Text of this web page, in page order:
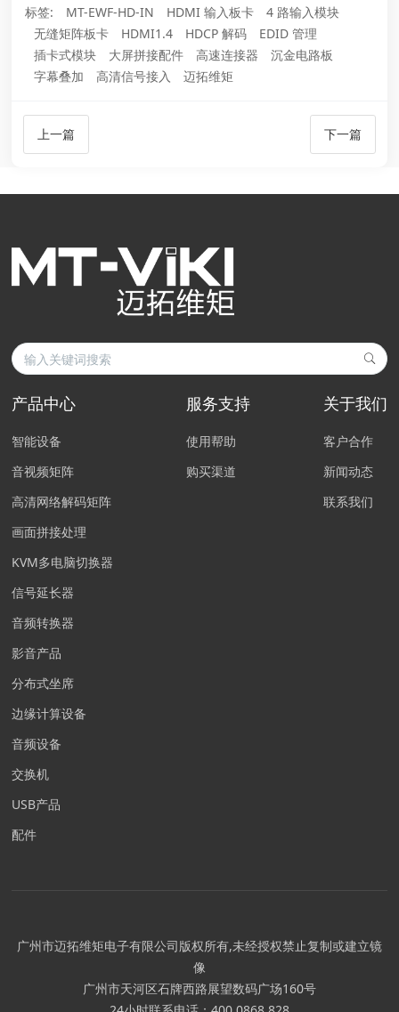
标签: MT-EWF-HD-IN HDMI 输入板卡
4 路输入模块
无缝矩阵板卡
HDMI1.4 HDCP 解码
EDID 管理
插卡式模块
大屏拼接配件 高速连接器
沉金电路板
字幕叠加
高清信号接入 迈拓维矩
上一篇 下一篇
产品中心
智能设备
音视频矩阵
高清网络解码矩阵
画面拼接处理
KVM多电脑切换器
信号延长器
音频转换器
影音产品
分布式坐席
边缘计算设备
音频设备
交换机
USB产品
配件
服务支持
使用帮助
购买渠道
关于我们
客户合作
新闻动态
联系我们
广州市迈拓维矩电子有限公司版权所有,未经授权禁止复制或建立镜
像
广州市天河区石牌西路展望数码广场160号